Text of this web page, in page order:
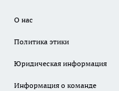
О нас
Политика этики
Юридическая информация
Информация о команде